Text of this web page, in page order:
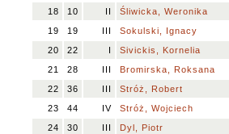
18
10 II Śliwicka, Weronika
19
19 III Sokulski, Ignacy
20
22 I Sivickis, Kornelia
21
28 III Bromirska, Roksana
22
36 III Stróż, Robert
23
44 IV Stróż, Wojciech
24
30 III Dyl, Piotr